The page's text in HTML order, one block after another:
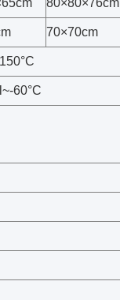
80×80×76cm
70×70cm
60°C